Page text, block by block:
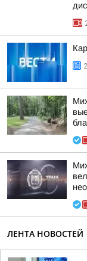
ЛЕНТА НОВОСТЕЙ